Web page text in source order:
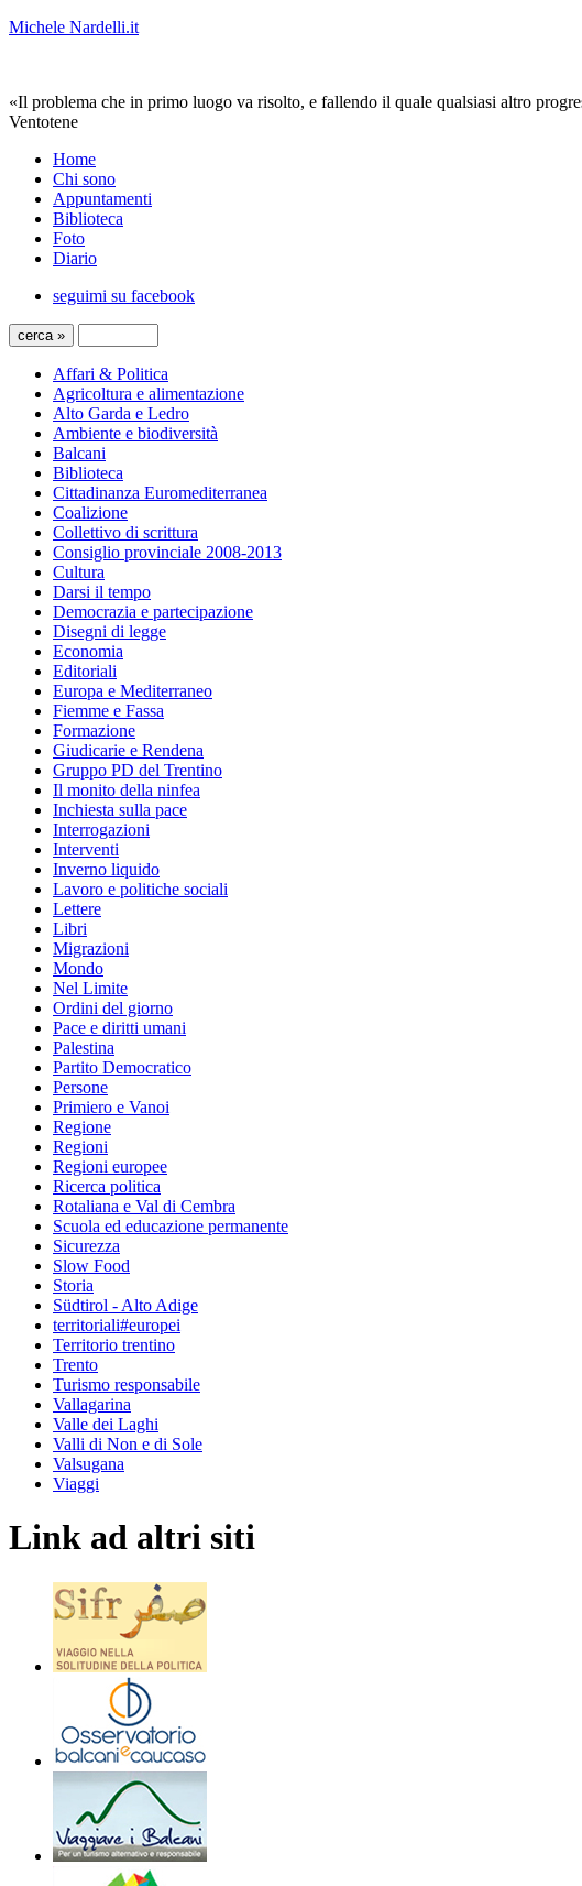
Michele Nardelli.it
«Il problema che in primo luogo va risolto, e fallendo il quale qualsiasi altro
Ventotene
Home
Chi sono
Appuntamenti
Biblioteca
Foto
Diario
seguimi su facebook
Affari & Politica
Agricoltura e alimentazione
Alto Garda e Ledro
Ambiente e biodiversità
Balcani
Biblioteca
Cittadinanza Euromediterranea
Coalizione
Collettivo di scrittura
Consiglio provinciale 2008-2013
Cultura
Darsi il tempo
Democrazia e partecipazione
Disegni di legge
Economia
Editoriali
Europa e Mediterraneo
Fiemme e Fassa
Formazione
Giudicarie e Rendena
Gruppo PD del Trentino
Il monito della ninfea
Inchiesta sulla pace
Interrogazioni
Interventi
Inverno liquido
Lavoro e politiche sociali
Lettere
Libri
Migrazioni
Mondo
Nel Limite
Ordini del giorno
Pace e diritti umani
Palestina
Partito Democratico
Persone
Primiero e Vanoi
Regione
Regioni
Regioni europee
Ricerca politica
Rotaliana e Val di Cembra
Scuola ed educazione permanente
Sicurezza
Slow Food
Storia
Südtirol - Alto Adige
territoriali#europei
Territorio trentino
Trento
Turismo responsabile
Vallagarina
Valle dei Laghi
Valli di Non e di Sole
Valsugana
Viaggi
Link ad altri siti